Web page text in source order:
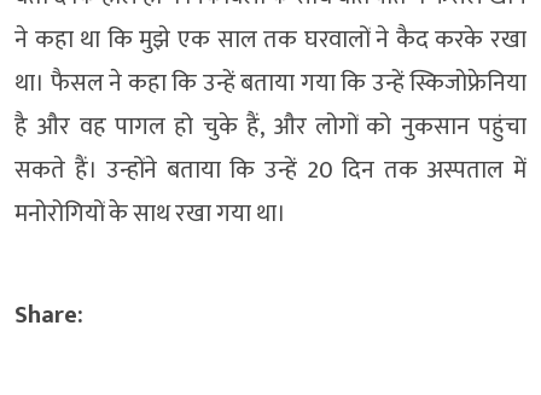
ने कहा था कि मुझे एक साल तक घरवालों ने कैद करके रखा
था। फैसल ने कहा कि उन्हें बताया गया कि उन्हें स्किजोफ्रेनिया
है और वह पागल हो चुके हैं, और लोगों को नुकसान पहुंचा
सकते हैं। उन्होंने बताया कि उन्हें 20 दिन तक अस्पताल में
मनोरोगियों के साथ रखा गया था।
Share: